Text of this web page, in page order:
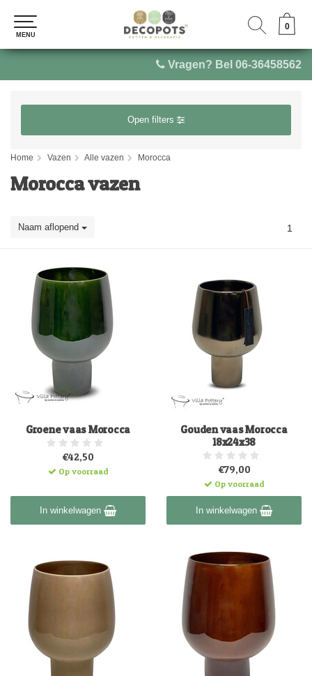
Vragen? Bel 06-36458562
0
MENU
0
MENU
Open filters
Home Vazen Alle vazen Morocca
Morocca vazen
Naam aflopend 1
Groene vaas Morocca
€42,50
Op voorraad
In winkelwagen
Gouden vaas Morocca
18x24x38
€79,00
Op voorraad
In winkelwagen